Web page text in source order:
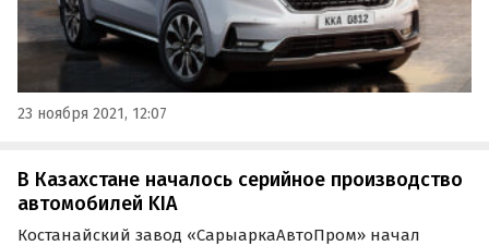
23 ноября 2021, 12:07
В Казахстане началось серийное производство
автомобилей KIA
Костанайский завод «СарыаркаАвтоПром» начал